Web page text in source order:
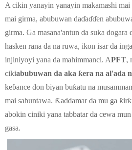
A cikin yanayin yanayin makamashi mai
mai girma, abubuwan daɗaɗɗen
girma. Ga masana'antun da suka dogara
hasken rana da na ruwa, ikon isar da
injiniyoyi yana da mahimmanci. APFT,
cikiabubuwan da aka ƙera na al'ada
keɓance don biyan buƙatu na
mai sabuntawa. Ƙaddamar da mu ga
abokin ciniki yana tabbatar da cewa
gasa.